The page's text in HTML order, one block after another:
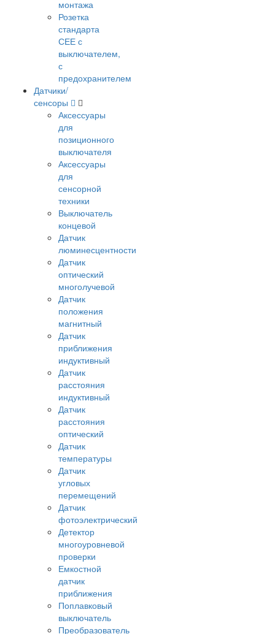
монтажа
Розетка
стандарта
СЕЕ с
выключателем,
с
предохранителем
Датчики/
сенсоры
Аксессуары
для
позиционного
выключателя
Аксессуары
для
сенсорной
техники
Выключатель
концевой
Датчик
люминесцентности
Датчик
оптический
многолучевой
Датчик
положения
магнитный
Датчик
приближения
индуктивный
Датчик
расстояния
индуктивный
Датчик
расстояния
оптический
Датчик
температуры
Датчик
угловых
перемещений
Датчик
фотоэлектрический
Детектор
многоуровневой
проверки
Емкостной
датчик
приближения
Поплавковый
выключатель
Преобразователь